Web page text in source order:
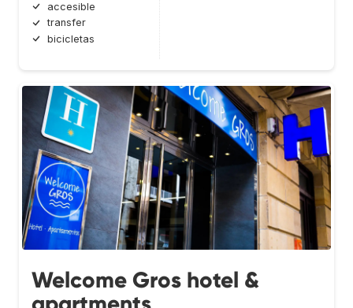
accesible
transfer
bicicletas
Welcome Gros hotel &